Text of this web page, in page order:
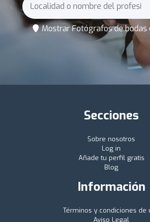
Mostrar Fotógrafos de bodas
Secciones
Sobre nosotros
Log in
Añade tu perfil gratis
Blog
Información
Términos y condiciones de
Aviso Legal